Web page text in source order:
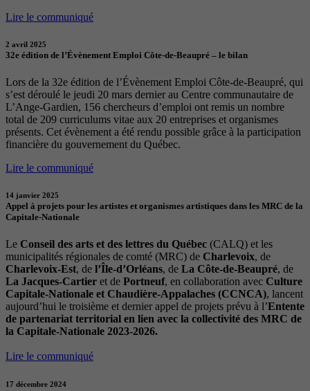
Lire le communiqué
2 avril 2025
32e édition de l’Évènement Emploi Côte-de-Beaupré – le bilan
Lors de la 32e édition de l’Évènement Emploi Côte-de-Beaupré, qui
s’est déroulé le jeudi 20 mars dernier au Centre communautaire de
L’Ange-Gardien, 156 chercheurs d’emploi ont remis un nombre
total de 209 curriculums vitae aux 20 entreprises et organismes
présents. Cet évènement a été rendu possible grâce à la participation
financière du gouvernement du Québec.
Lire le communiqué
14 janvier 2025
Appel à projets pour les artistes et organismes artistiques dans les MRC de la
Capitale-Nationale
Le Conseil des arts et des lettres du Québec (CALQ) et les
municipalités régionales de comté (MRC) de Charlevoix, de
Charlevoix-Est, de l’Île-d’Orléans, de La Côte-de-Beaupré, de
La Jacques-Cartier et de Portneuf, en collaboration avec Culture
Capitale-Nationale et Chaudière-Appalaches (CCNCA), lancent
aujourd’hui le troisième et dernier appel de projets prévu à l’Entente
de partenariat territorial en lien avec la collectivité des MRC de
la Capitale-Nationale 2023-2026.
Lire le communiqué
17 décembre 2024